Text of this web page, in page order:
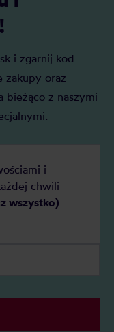
i zgarnij kod
zakupy oraz
bieżąco z naszymi
i
chwili
wszystko)